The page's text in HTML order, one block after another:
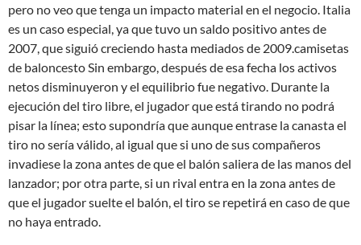
pero no veo que tenga un impacto material en el negocio. Italia
es un caso especial, ya que tuvo un saldo positivo antes de
2007, que siguió creciendo hasta mediados de 2009.camisetas
de baloncesto Sin embargo, después de esa fecha los activos
netos disminuyeron y el equilibrio fue negativo. Durante la
ejecución del tiro libre, el jugador que está tirando no podrá
pisar la línea; esto supondría que aunque entrase la canasta el
tiro no sería válido, al igual que si uno de sus compañeros
invadiese la zona antes de que el balón saliera de las manos del
lanzador; por otra parte, si un rival entra en la zona antes de
que el jugador suelte el balón, el tiro se repetirá en caso de que
no haya entrado.